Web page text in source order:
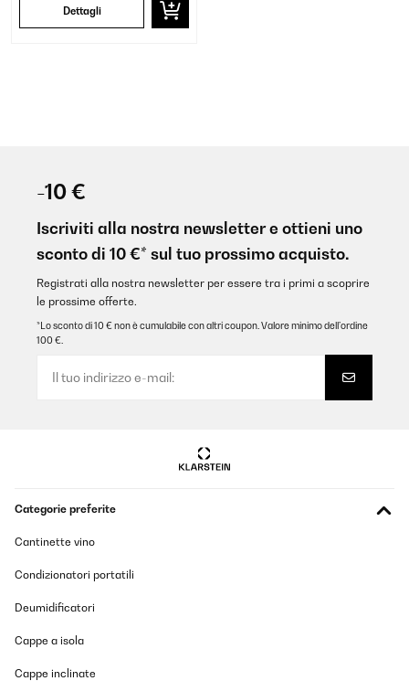
Dettagli
-10 €
Iscriviti alla nostra newsletter e ottieni uno
sconto di 10 €* sul tuo prossimo acquisto.
Registrati alla nostra newsletter per essere tra i primi a scoprire
le prossime offerte.
*Lo sconto di 10 € non è cumulabile con altri coupon. Valore minimo dell’ordine
100 €.
Categorie preferite
Cantinette vino
Condizionatori portatili
Deumidificatori
Cappe a isola
Cappe inclinate